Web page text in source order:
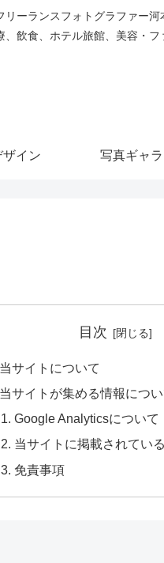
ーランスフォトグラファー
、飲食、ホテル旅館、美容・
ザイン 写真ギャ
目次
当サイトについて
当サイトが集める情報につ
Google Analyticsについて
当サイトに掲載されてい
免責事項